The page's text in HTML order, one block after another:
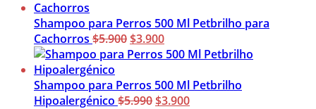
era:
$5.990.
es:
$3.900.
Shampoo para Perros 500 Ml Petbrilho para
Cachorros $5.900El
precio
era:
$5.900.
$3.900El
precio
es:
$3.900.
Shampoo para Perros 500 Ml Petbrilho
Hipoalergénico $5.990El
$3.900El